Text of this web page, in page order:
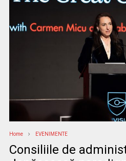
Home EVENIMENTE
Consiliile de